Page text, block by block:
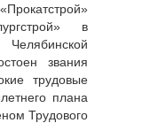
в
звания
трудовые
плана
Трудового